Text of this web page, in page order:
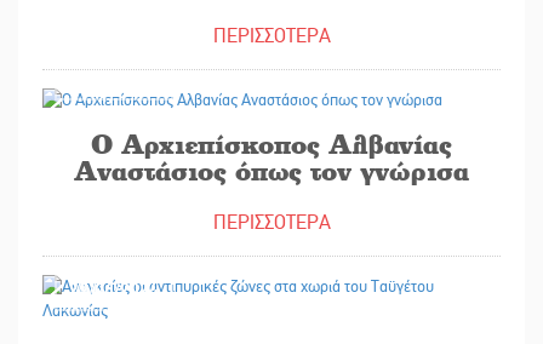
ΠΕΡΙΣΣΟΤΕΡΑ
Ο Αρχιεπίσκοπος Αλβανίας
Αναστάσιος όπως τον γνώρισα
ΠΕΡΙΣΣΟΤΕΡΑ
29/06/2024